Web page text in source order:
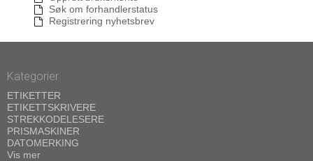
Søk om forhandlerstatus
Registrering nyhetsbrev
Kategorier
ETIKETTER
ETIKETTSKRIVERE
STREKKODELESERE
PRISMASKINER
DATOMERKING
Vis mer